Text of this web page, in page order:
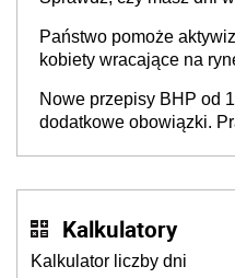
Państwo pomoże
kobiety wracające na
neuroatypowe.
Inkluzywności w
Nowe przepisy BHP od
dodatkowe obowiązki.
Kalkulatory
Kalkulator liczby dni